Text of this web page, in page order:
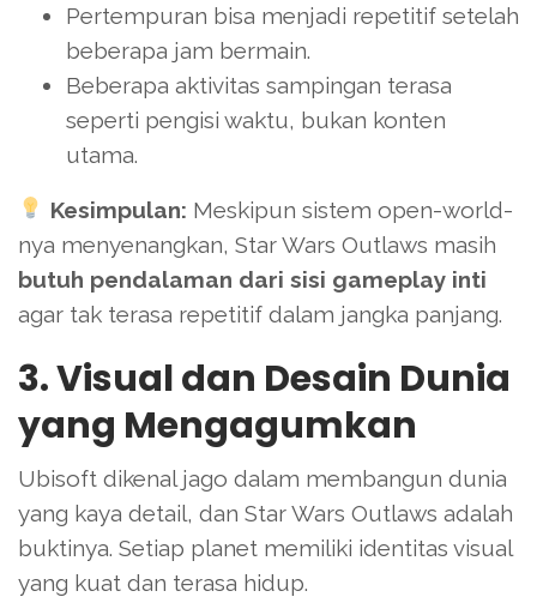
Pertempuran bisa menjadi repetitif setelah
beberapa jam bermain.
Beberapa aktivitas sampingan terasa
seperti pengisi waktu, bukan konten
utama.
Kesimpulan: Meskipun sistem open-world-
nya menyenangkan, Star Wars Outlaws masih
butuh pendalaman dari sisi gameplay inti
agar tak terasa repetitif dalam jangka panjang.
3. Visual dan Desain Dunia
yang Mengagumkan
Ubisoft dikenal jago dalam membangun dunia
yang kaya detail, dan Star Wars Outlaws adalah
buktinya. Setiap planet memiliki identitas visual
yang kuat dan terasa hidup.